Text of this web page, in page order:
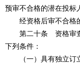
预审不合格的潜在投标
经资格后审不合格的
第二十条 资格审查
下列条件：
（一）具有独立订立